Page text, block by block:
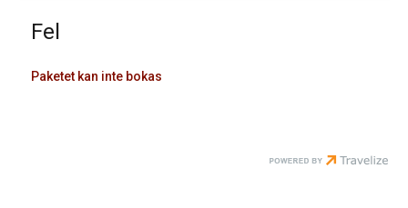
Fel
Paketet kan inte bokas